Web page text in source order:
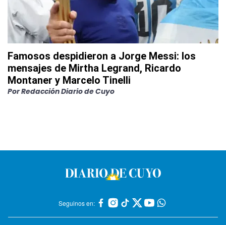
Famosos despidieron a Jorge Messi: los
mensajes de Mirtha Legrand, Ricardo
Montaner y Marcelo Tinelli
PorRedacción Diario de Cuyo
Seguinos en: